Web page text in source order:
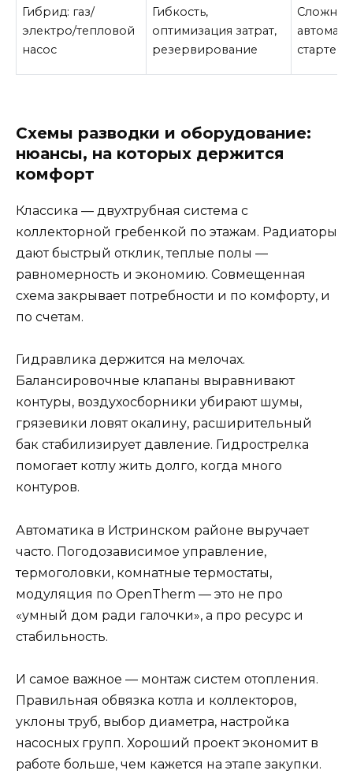
Гибрид: газ/
электро/тепловой
насос
Гибкость,
оптимизация затрат,
резервирование
старте
Схемы разводки и оборудование:
нюансы, на которых держится
комфорт
Классика — двухтрубная система с
коллекторной гребенкой по этажам. Радиаторы
дают быстрый отклик, теплые полы —
равномерность и экономию. Совмещенная
схема закрывает потребности и по комфорту, и
по счетам.
Гидравлика держится на мелочах.
Балансировочные клапаны выравнивают
контуры, воздухосборники убирают шумы,
грязевики ловят окалину, расширительный
бак стабилизирует давление. Гидрострелка
помогает котлу жить долго, когда много
контуров.
Автоматика в Истринском районе выручает
часто. Погодозависимое управление,
термоголовки, комнатные термостаты,
модуляция по OpenTherm — это не про
«умный дом ради галочки», а про ресурс и
стабильность.
И самое важное — монтаж систем отопления.
Правильная обвязка котла и коллекторов,
уклоны труб, выбор диаметра, настройка
насосных групп. Хороший проект экономит в
работе больше, чем кажется на этапе закупки.